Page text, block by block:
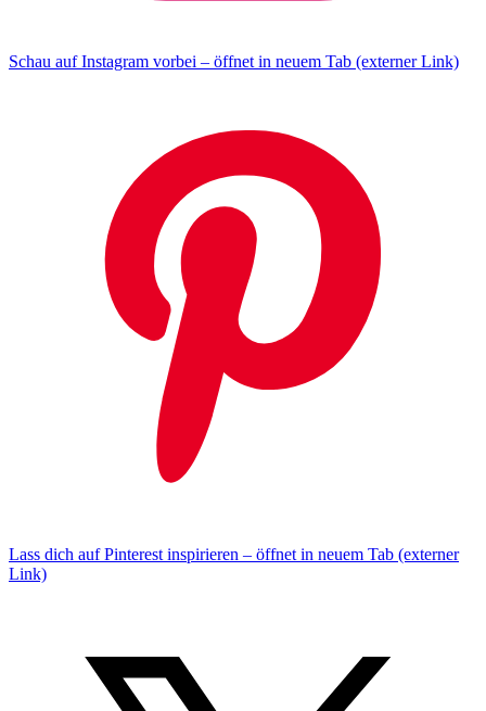
Schau auf Instagram vorbei – öffnet in neuem Tab (externer Link)
Lass dich auf Pinterest inspirieren – öffnet in neuem Tab (externer
Link)